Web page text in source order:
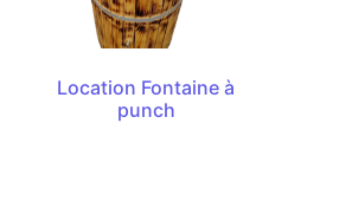
Location Fontaine à
punch